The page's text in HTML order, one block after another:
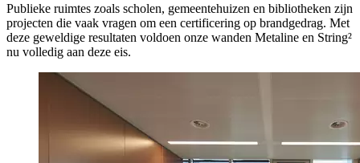
Publieke ruimtes zoals scholen, gemeentehuizen en bibliotheken zijn
projecten die vaak vragen om een certificering op brandgedrag. Met
deze geweldige resultaten voldoen onze wanden Metaline en String²
nu volledig aan deze eis.